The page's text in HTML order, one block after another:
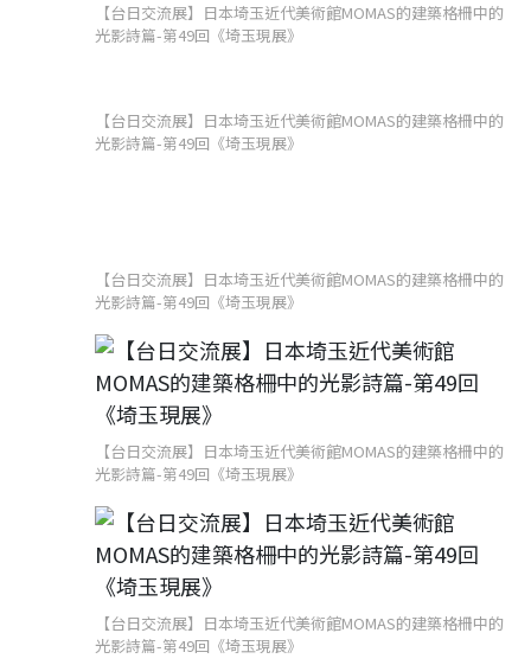
【台日交流展】日本埼玉近代美術館MOMAS的建築格柵中的
光影詩篇-第49回《埼玉現展》
【台日交流展】日本埼玉近代美術館MOMAS的建築格柵中的
光影詩篇-第49回《埼玉現展》
【台日交流展】日本埼玉近代美術館MOMAS的建築格柵中的
光影詩篇-第49回《埼玉現展》
【台日交流展】日本埼玉近代美術館MOMAS的建築格柵中的
光影詩篇-第49回《埼玉現展》
【台日交流展】日本埼玉近代美術館MOMAS的建築格柵中的
光影詩篇-第49回《埼玉現展》